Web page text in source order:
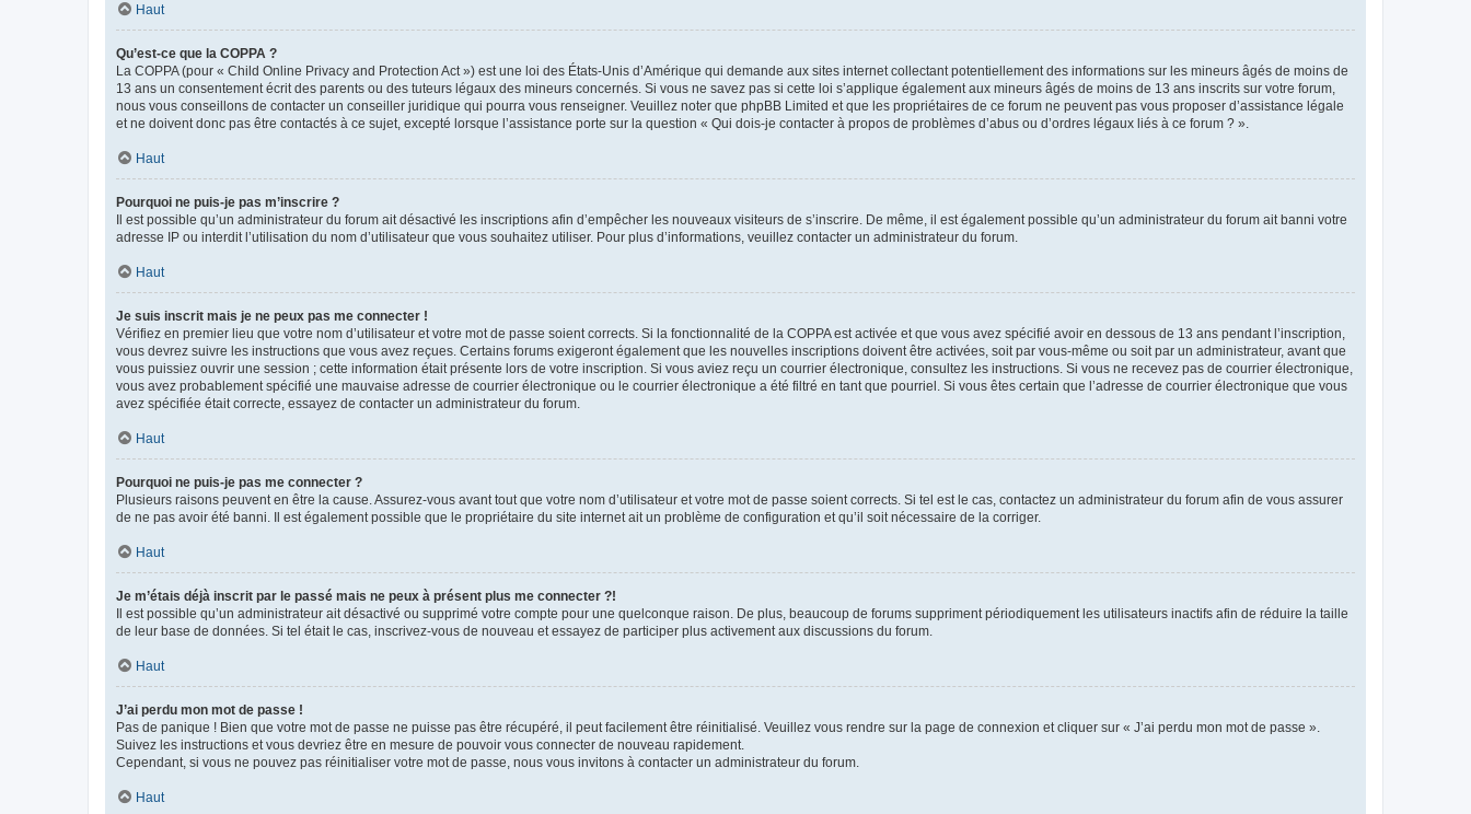
Haut
Qu’est-ce que la COPPA ?
La COPPA (pour « Child Online Privacy and Protection Act ») est une loi des États-Unis d’Amérique qui demande aux sites internet collectant potentiellement des informations sur les mineurs âgés de moins de
13 ans un consentement écrit des parents ou des tuteurs légaux des mineurs concernés. Si vous ne savez pas si cette loi s’applique également aux mineurs âgés de moins de 13 ans inscrits sur votre forum,
nous vous conseillons de contacter un conseiller juridique qui pourra vous renseigner. Veuillez noter que phpBB Limited et que les propriétaires de ce forum ne peuvent pas vous proposer d’assistance légale
et ne doivent donc pas être contactés à ce sujet, excepté lorsque l’assistance porte sur la question « Qui dois-je contacter à propos de problèmes d’abus ou d’ordres légaux liés à ce forum ? ».
Haut
Pourquoi ne puis-je pas m’inscrire ?
Il est possible qu’un administrateur du forum ait désactivé les inscriptions afin d’empêcher les nouveaux visiteurs de s’inscrire. De même, il est également possible qu’un administrateur du forum ait banni votre
adresse IP ou interdit l’utilisation du nom d’utilisateur que vous souhaitez utiliser. Pour plus d’informations, veuillez contacter un administrateur du forum.
Haut
Je suis inscrit mais je ne peux pas me connecter !
Vérifiez en premier lieu que votre nom d’utilisateur et votre mot de passe soient corrects. Si la fonctionnalité de la COPPA est activée et que vous avez spécifié avoir en dessous de 13 ans pendant l’inscription,
vous devrez suivre les instructions que vous avez reçues. Certains forums exigeront également que les nouvelles inscriptions doivent être activées, soit par vous-même ou soit par un administrateur, avant que
vous puissiez ouvrir une session ; cette information était présente lors de votre inscription. Si vous aviez reçu un courrier électronique, consultez les instructions. Si vous ne recevez pas de courrier électronique,
vous avez probablement spécifié une mauvaise adresse de courrier électronique ou le courrier électronique a été filtré en tant que pourriel. Si vous êtes certain que l’adresse de courrier électronique que vous
avez spécifiée était correcte, essayez de contacter un administrateur du forum.
Haut
Pourquoi ne puis-je pas me connecter ?
Plusieurs raisons peuvent en être la cause. Assurez-vous avant tout que votre nom d’utilisateur et votre mot de passe soient corrects. Si tel est le cas, contactez un administrateur du forum afin de vous assurer
de ne pas avoir été banni. Il est également possible que le propriétaire du site internet ait un problème de configuration et qu’il soit nécessaire de la corriger.
Haut
Je m’étais déjà inscrit par le passé mais ne peux à présent plus me connecter ?!
Il est possible qu’un administrateur ait désactivé ou supprimé votre compte pour une quelconque raison. De plus, beaucoup de forums suppriment périodiquement les utilisateurs inactifs afin de réduire la taille
de leur base de données. Si tel était le cas, inscrivez-vous de nouveau et essayez de participer plus activement aux discussions du forum.
Haut
J’ai perdu mon mot de passe !
Pas de panique ! Bien que votre mot de passe ne puisse pas être récupéré, il peut facilement être réinitialisé. Veuillez vous rendre sur la page de connexion et cliquer sur « J’ai perdu mon mot de passe ».
Suivez les instructions et vous devriez être en mesure de pouvoir vous connecter de nouveau rapidement.
Cependant, si vous ne pouvez pas réinitialiser votre mot de passe, nous vous invitons à contacter un administrateur du forum.
Haut